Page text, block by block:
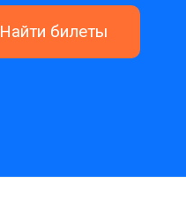
Найти билеты